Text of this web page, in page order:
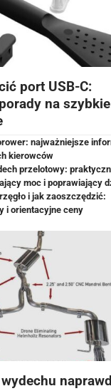
port USB-C:
na szybkie
najważniejsze
kierowców
przelotowy:
moc i poprawiający
i jak zaoszczędzić:
i orientacyjne ceny